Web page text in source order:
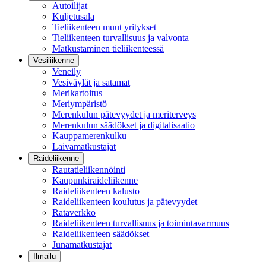
Autoilijat
Kuljetusala
Tieliikenteen muut yritykset
Tieliikenteen turvallisuus ja valvonta
Matkustaminen tieliikenteessä
Vesiliikenne
Veneily
Vesiväylät ja satamat
Merikartoitus
Meriympäristö
Merenkulun pätevyydet ja meriterveys
Merenkulun säädökset ja digitalisaatio
Kauppamerenkulku
Laivamatkustajat
Raideliikenne
Rautatieliikennöinti
Kaupunkiraideliikenne
Raideliikenteen kalusto
Raideliikenteen koulutus ja pätevyydet
Rataverkko
Raideliikenteen turvallisuus ja toimintavarmuus
Raideliikenteen säädökset
Junamatkustajat
Ilmailu